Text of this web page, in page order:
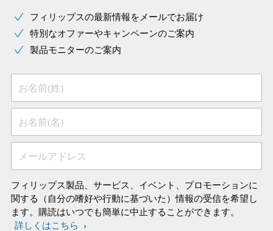
フィリップスの最新情報をメールでお届け
特別なオファーやキャンペーンのご案内
製品モニターのご案内
お名前(姓)
お名前(名)
メールアドレス
フィリップス製品、サービス、イベント、プロモーションに
関する（自分の嗜好や行動に基づいた）情報の受信を希望し
ます。購読はいつでも簡単に中止することができます。
詳しくはこちら